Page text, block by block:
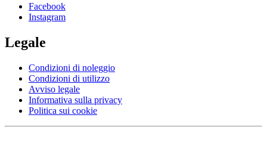
Facebook
Instagram
Legale
Condizioni di noleggio
Condizioni di utilizzo
Avviso legale
Informativa sulla privacy
Politica sui cookie